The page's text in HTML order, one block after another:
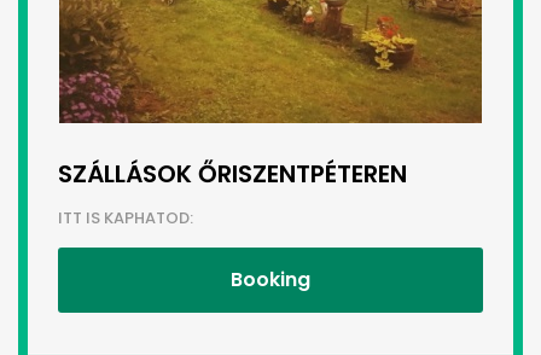
SZÁLLÁSOK ŐRISZENTPÉTEREN
ITT IS KAPHATOD:
Booking